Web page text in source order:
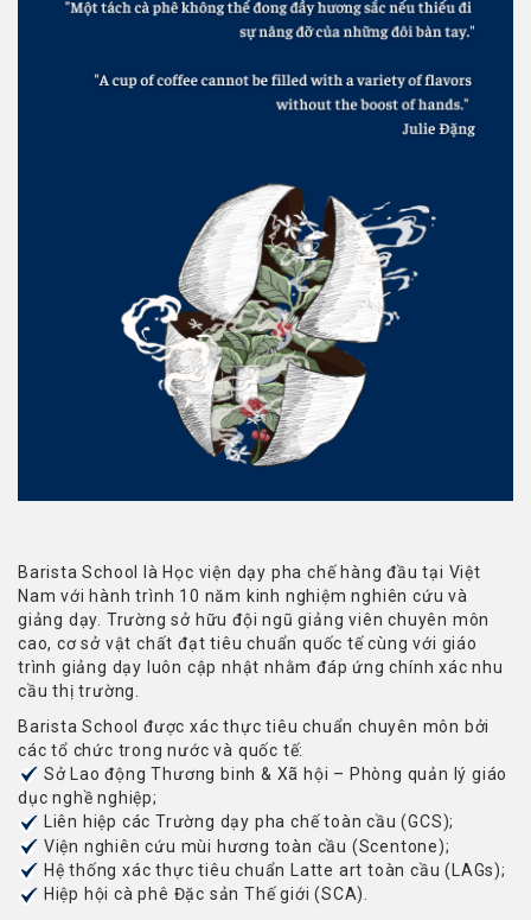
Barista School là Học viện dạy pha chế hàng đầu tại Việt
Nam với hành trình 10 năm kinh nghiệm nghiên cứu và
giảng dạy. Trường sở hữu đội ngũ giảng viên chuyên môn
cao, cơ sở vật chất đạt tiêu chuẩn quốc tế cùng với giáo
trình giảng dạy luôn cập nhật nhằm đáp ứng chính xác nhu
cầu thị trường.
Barista School được xác thực tiêu chuẩn chuyên môn bởi
các tổ chức trong nước và quốc tế:
Sở Lao động Thương binh & Xã hội – Phòng quản lý giáo
dục nghề nghiệp;
Liên hiệp các Trường dạy pha chế toàn cầu (GCS);
Viện nghiên cứu mùi hương toàn cầu (Scentone);
Hệ thống xác thực tiêu chuẩn Latte art toàn cầu (LAGs);
Hiệp hội cà phê Đặc sản Thế giới (SCA).